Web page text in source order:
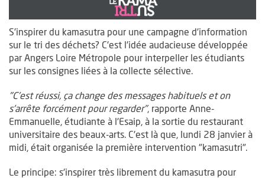
S'inspirer du kamasutra pour une campagne d'information
sur le tri des déchets? C'est l'idée audacieuse développée
par Angers Loire Métropole pour interpeller les étudiants
sur les consignes liées à la collecte sélective.
"C'est réussi, ça change des messages habituels et on
s'arrête forcément pour regarder", rapporte Anne-
Emmanuelle, étudiante à l'Esaip, à la sortie du restaurant
universitaire des beaux-arts. C'est là que, lundi 28 janvier à
midi, était organisée la première intervention "kamasutri".
Le principe: s'inspirer très librement du kamasutra pour